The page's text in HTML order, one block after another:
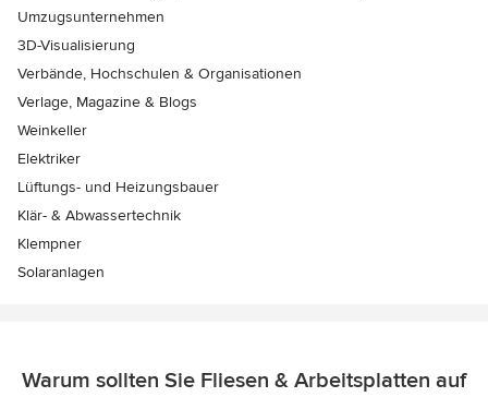
Umzugsunternehmen
3D-Visualisierung
Verbände, Hochschulen & Organisationen
Verlage, Magazine & Blogs
Weinkeller
Elektriker
Lüftungs- und Heizungsbauer
Klär- & Abwassertechnik
Klempner
Solaranlagen
Warum sollten Sie Fliesen & Arbeitsplatten auf